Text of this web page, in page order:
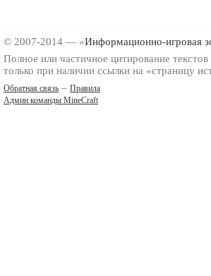
© 2007-2014 — «Информационно-игровая
Полное или частичное цитирование текстов
только при наличии ссылки на «страницу
Обратная связь – Правила
Админ команды MineCraft